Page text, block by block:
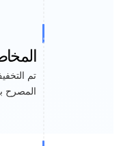
تم
المصرح